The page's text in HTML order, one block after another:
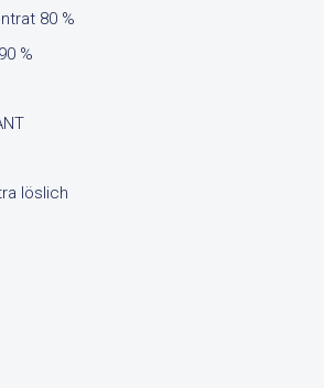
80 %
%
löslich